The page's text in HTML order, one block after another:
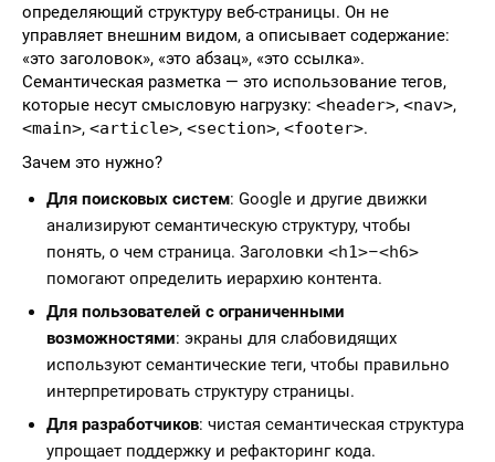
определяющий структуру веб-страницы. Он не
управляет внешним видом, а описывает содержание:
«это заголовок», «это абзац», «это ссылка».
Семантическая разметка — это использование тегов,
которые несут смысловую нагрузку: <header>, <nav>,
<main>, <article>, <section>, <footer>.
Зачем это нужно?
Для поисковых систем: Google и другие движки
анализируют семантическую структуру, чтобы
понять, о чем страница. Заголовки <h1>–<h6>
помогают определить иерархию контента.
Для пользователей с ограниченными
возможностями: экраны для слабовидящих
используют семантические теги, чтобы правильно
интерпретировать структуру страницы.
Для разработчиков: чистая семантическая структура
упрощает поддержку и рефакторинг кода.